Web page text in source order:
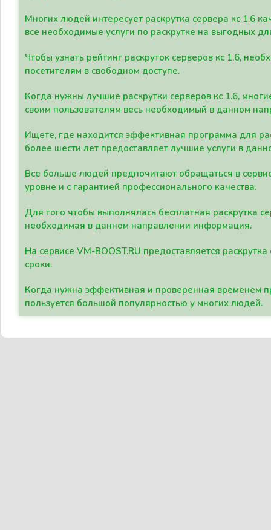
Многих людей интересует раскрутка сервера кс 1.6
все необходимые услуги по раскрутке на выгодных
Чтобы узнать рейтинг раскруток серверов кс 1.6,
посетителям в свободном доступе.
Когда нужны лучшие раскрутки серверов кс 1.6,
своим пользователям весь необходимый в данном
Ищете, где находится эффективная программа для
более шести лет предоставляет лучшие услуги в
Все больше людей предпочитают обращаться в
уровне и с гарантией профессионального качества.
Для того чтобы выполнялась бесплатная раскрутка
необходимая в данном направлении информация.
На сервисе VM-BOOST.RU предоставляется
сроки.
Когда нужна эффективная и проверенная временем
пользуется большой популярностью у многих людей.